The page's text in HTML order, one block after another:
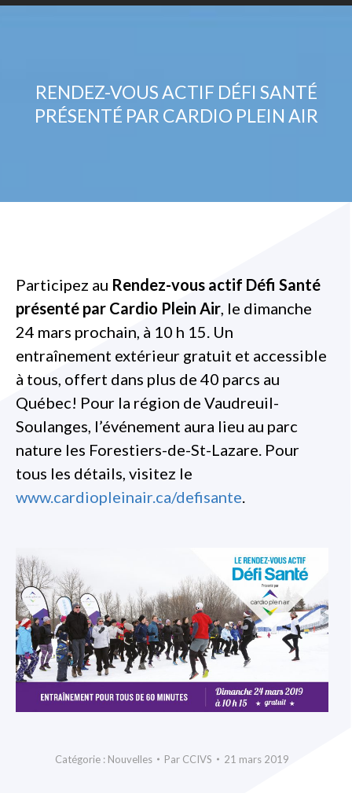
RENDEZ-VOUS ACTIF DÉFI SANTÉ
PRÉSENTÉ PAR CARDIO PLEIN AIR
Participez au Rendez-vous actif Défi Santé
présenté par Cardio Plein Air, le dimanche
24 mars prochain, à 10 h 15. Un
entraînement extérieur gratuit et accessible
à tous, offert dans plus de 40 parcs au
Québec! Pour la région de Vaudreuil-
Soulanges, l’événement aura lieu au parc
nature les Forestiers-de-St-Lazare. Pour
tous les détails, visitez le
www.cardiopleinair.ca/defisante.
Catégorie : Nouvelles Par CCIVS 21 mars 2019